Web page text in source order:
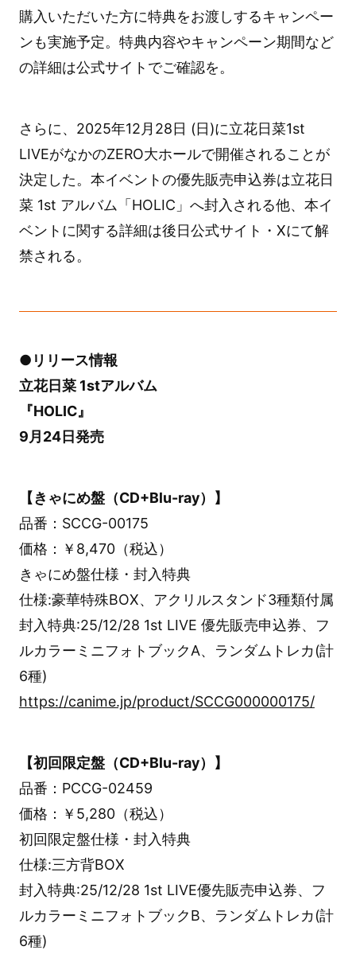
購入いただいた方に特典をお渡しするキャンペー
ンも実施予定。特典内容やキャンペーン期間など
の詳細は公式サイトでご確認を。
さらに、2025年12月28日 (日)に立花日菜1st
LIVEがなかのZERO大ホールで開催されることが
決定した。本イベントの優先販売申込券は立花日
菜 1st アルバム「HOLIC」へ封入される他、本イ
ベントに関する詳細は後日公式サイト・Xにて解
禁される。
●リリース情報
立花日菜 1stアルバム
『HOLIC』
9月24日発売
【きゃにめ盤（CD+Blu-ray）】
品番：SCCG-00175
価格：￥8,470（税込）
きゃにめ盤仕様・封入特典
仕様:豪華特殊BOX、アクリルスタンド3種類付属
封入特典:25/12/28 1st LIVE 優先販売申込券、フ
ルカラーミニフォトブックA、ランダムトレカ(計
6種)
https://canime.jp/product/SCCG000000175/
【初回限定盤（CD+Blu-ray）】
品番：PCCG-02459
価格：￥5,280（税込）
初回限定盤仕様・封入特典
仕様:三方背BOX
封入特典:25/12/28 1st LIVE優先販売申込券、フ
ルカラーミニフォトブックB、ランダムトレカ(計
6種)